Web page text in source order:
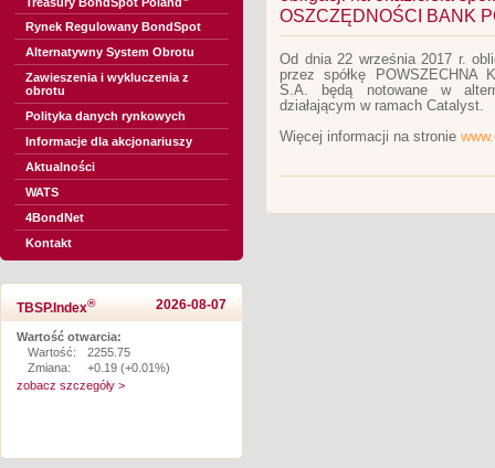
Rynek Regulowany BondSpot
Alternatywny System Obrotu
Zawieszenia i wykluczenia z
obrotu
Polityka danych rynkowych
Informacje dla akcjonariuszy
Aktualności
WATS
4BondNet
Kontakt
TBSP.Index® 2026-08-07
Wartość otwarcia:
Wartość:
2255.75
Zmiana:
+0.19 (+0.01%)
zobacz szczegóły >
OSZCZĘDNOŚCI BANK
Od dnia 22 września 2017 r.
przez spółkę POWSZECHNA
S.A. będą notowane w
działającym w ramach Catalyst.
Więcej informacji na stronie